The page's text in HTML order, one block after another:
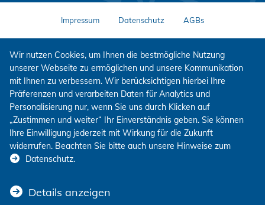
Impressum Datenschutz AGBs
Wir nutzen Cookies, um Ihnen die bestmögliche Nutzung
unserer Webseite zu ermöglichen und unsere Kommunikation
mit Ihnen zu verbessern. Wir berücksichtigen hierbei Ihre
Präferenzen und verarbeiten Daten für Analytics und
Personalisierung nur, wenn Sie uns durch Klicken auf
„Zustimmen und weiter“ Ihr Einverständnis geben. Sie können
Ihre Einwilligung jederzeit mit Wirkung für die Zukunft
widerrufen. Beachten Sie bitte auch unsere Hinweise zum
Datenschutz.
Details anzeigen